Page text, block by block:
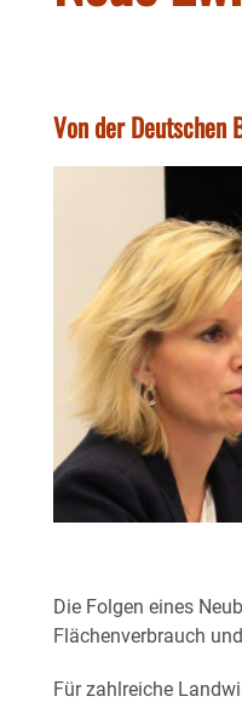
Von der Deutschen
Die Folgen eines
Flächenverbrauch
Für zahlreiche